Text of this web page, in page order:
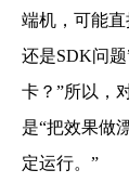
端机，可能直
还是SDK问
卡？”所以，
是“把效果做
定运行。”